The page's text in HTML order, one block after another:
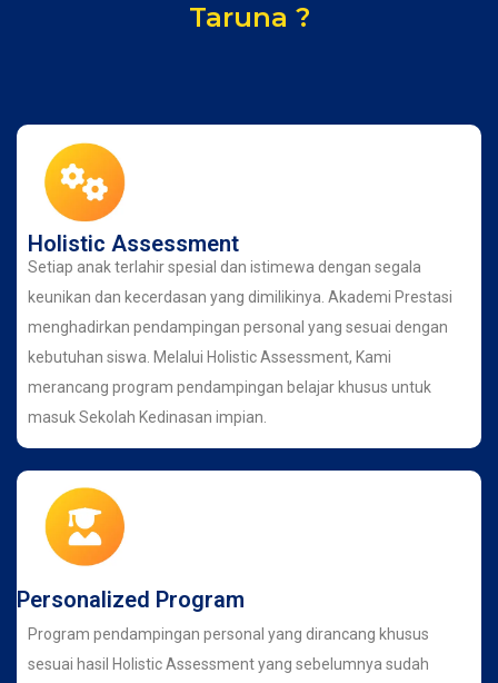
Taruna ?
Holistic Assessment
Setiap anak terlahir spesial dan istimewa dengan segala
keunikan dan kecerdasan yang dimilikinya. Akademi Prestasi
menghadirkan pendampingan personal yang sesuai dengan
kebutuhan siswa. Melalui Holistic Assessment, Kami
merancang program pendampingan belajar khusus untuk
masuk Sekolah Kedinasan impian.
Personalized Program
Program pendampingan personal yang dirancang khusus
sesuai hasil Holistic Assessment yang sebelumnya sudah